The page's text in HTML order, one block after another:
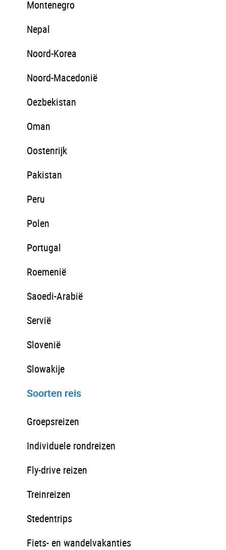
Montenegro
Nepal
Noord-Korea
Noord-Macedonië
Oezbekistan
Oman
Oostenrijk
Pakistan
Peru
Polen
Portugal
Roemenië
Saoedi-Arabië
Servië
Slovenië
Slowakije
Soorten reis
Groepsreizen
Individuele rondreizen
Fly-drive reizen
Treinreizen
Stedentrips
Fiets- en wandelvakanties